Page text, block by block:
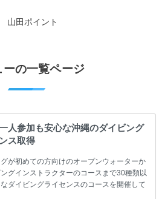
田ポイント
ーの一覧ページ
人参加も安心な沖縄のダイビング
ス取得
が初めての方向けのオープンウォーターか
グインストラクターのコースまで30種類以
ダイビングライセンスのコースを開催して